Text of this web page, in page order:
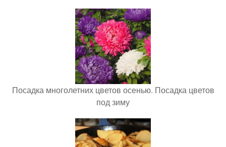
Посадка многолетних цветов осенью. Посадка цветов
под зиму